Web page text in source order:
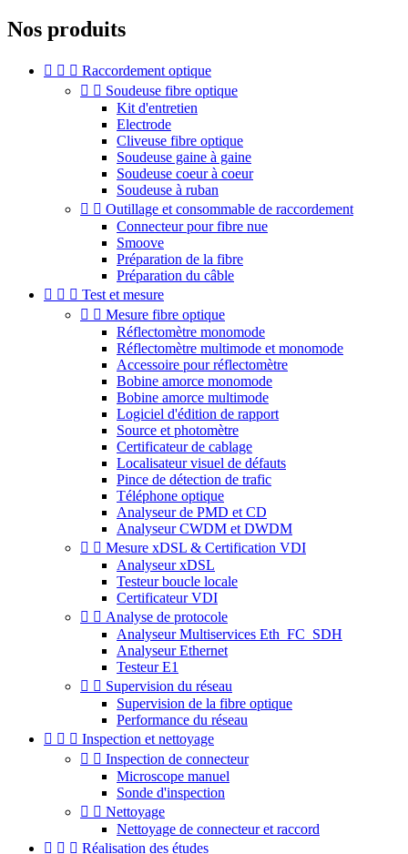
Nos produits
   Raccordement optique
  Soudeuse fibre optique
Kit d'entretien
Electrode
Cliveuse fibre optique
Soudeuse gaine à gaine
Soudeuse coeur à coeur
Soudeuse à ruban
  Outillage et consommable de raccordement
Connecteur pour fibre nue
Smoove
Préparation de la fibre
Préparation du câble
   Test et mesure
  Mesure fibre optique
Réflectomètre monomode
Réflectomètre multimode et monomode
Accessoire pour réflectomètre
Bobine amorce monomode
Bobine amorce multimode
Logiciel d'édition de rapport
Source et photomètre
Certificateur de cablage
Localisateur visuel de défauts
Pince de détection de trafic
Téléphone optique
Analyseur de PMD et CD
Analyseur CWDM et DWDM
  Mesure xDSL & Certification VDI
Analyseur xDSL
Testeur boucle locale
Certificateur VDI
  Analyse de protocole
Analyseur Multiservices Eth_FC_SDH
Analyseur Ethernet
Testeur E1
  Supervision du réseau
Supervision de la fibre optique
Performance du réseau
   Inspection et nettoyage
  Inspection de connecteur
Microscope manuel
Sonde d'inspection
  Nettoyage
Nettoyage de connecteur et raccord
   Réalisation des études